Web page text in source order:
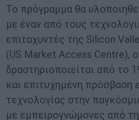
Το πρόγραμμα θα
με έναν από τους
επιταχυντές της Silicon
(US Market Access Centre),
δραστηριοποιείται από το
και επιτυχημένη πρόσβαση
τεχνολογίας στην
με εμπειρογνώμονες από